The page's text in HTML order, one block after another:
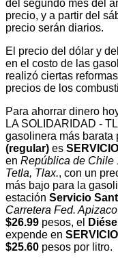
del segundo mes del
precio, y a partir del
precio serán diarios.
El precio del dólar y
en el costo de las
realizó ciertas
precios de los
Para ahorrar dinero
LA SOLIDARIDAD -
gasolinera más barata
(regular) es
en República de Chile
Tetla, Tlax., con un
más bajo para la
estación Servicio
Carretera Fed.
$26.99 pesos, el Diésel
expende en
$25.60 pesos por litro.